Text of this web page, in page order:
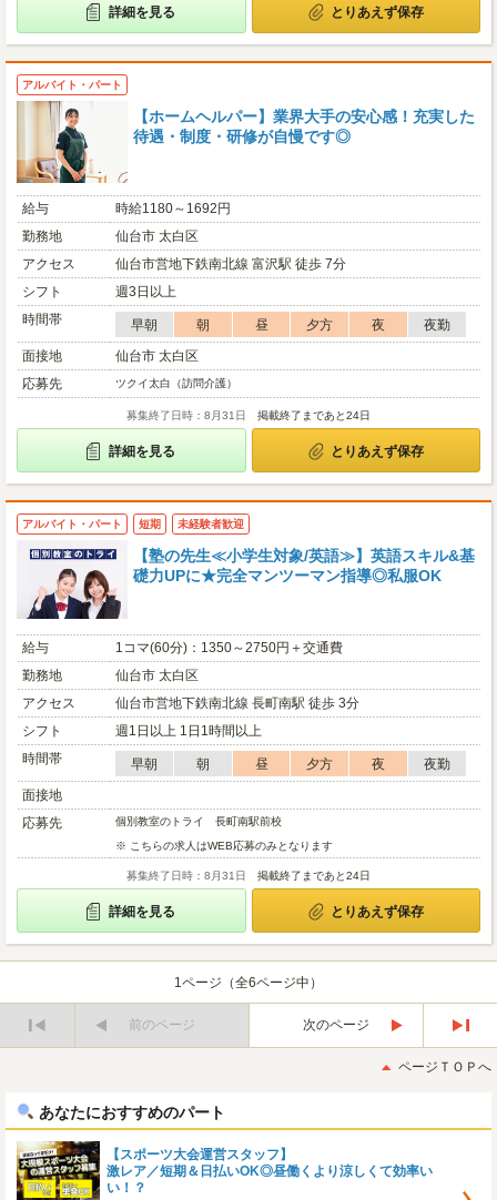
詳細を見る とりあえず保存
アルバイト・パート
【ホームヘルパー】業界大手の安心感！充実した
待遇・制度・研修が自慢です◎
給与
時給1180～1692円
勤務地
仙台市 太白区
アクセス
仙台市営地下鉄南北線 富沢駅 徒歩 7分
シフト
週3日以上
時間帯
早朝 朝 昼 夕方 夜
夜勤
面接地
仙台市 太白区
応募先
ツクイ太白（訪問介護）
募集終了日時：8月31日 掲載終了まであと24日
詳細を見る とりあえず保存
アルバイト・パート 短期 未経験者歓迎
【塾の先生≪小学生対象/英語≫】英語スキル&基
礎力UPに★完全マンツーマン指導◎私服OK
給与
1コマ(60分)：1350～2750円＋交通費
勤務地
仙台市 太白区
アクセス
仙台市営地下鉄南北線 長町南駅 徒歩 3分
シフト
週1日以上 1日1時間以上
時間帯
早朝 朝 昼 夕方 夜
夜勤
面接地
応募先
個別教室のトライ 長町南駅前校
※ こちらの求人はWEB応募のみとなります
募集終了日時：8月31日 掲載終了まであと24日
詳細を見る とりあえず保存
1ページ（全6ページ中）
前のページ
次のページ
後
ページＴＯＰへ
あなたにおすすめのパート
【スポーツ大会運営スタッフ】
激レア／短期＆日払いOK◎昼働くより涼しくて効率い
い！？